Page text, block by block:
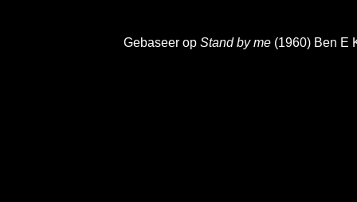
Gebaseer op Stand by me (1960) Ben E